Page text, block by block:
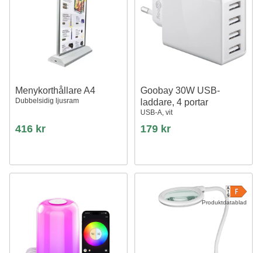
Menykorthållare A4
Dubbelsidig ljusram
416 kr
Goobay 30W USB-
laddare, 4 portar
USB-A, vit
179 kr
Produktdatablad